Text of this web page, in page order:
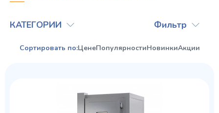
КАТЕГОРИИ Фильтр
Сортировать по:ЦенеПопулярностиНовинкиАкции